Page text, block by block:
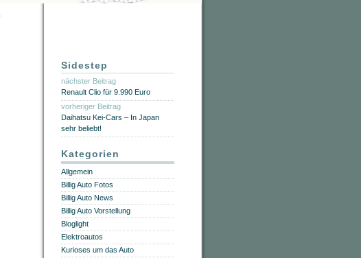
Sidestep
nächster Beitrag
Renault Clio für 9.990 Euro
vorheriger Beitrag
Daihatsu Kei-Cars – In Japan
sehr beliebt!
Kategorien
Allgemein
Billig Auto Fotos
Billig Auto News
Billig Auto Vorstellung
Bloglight
Elektroautos
Kurioses um das Auto